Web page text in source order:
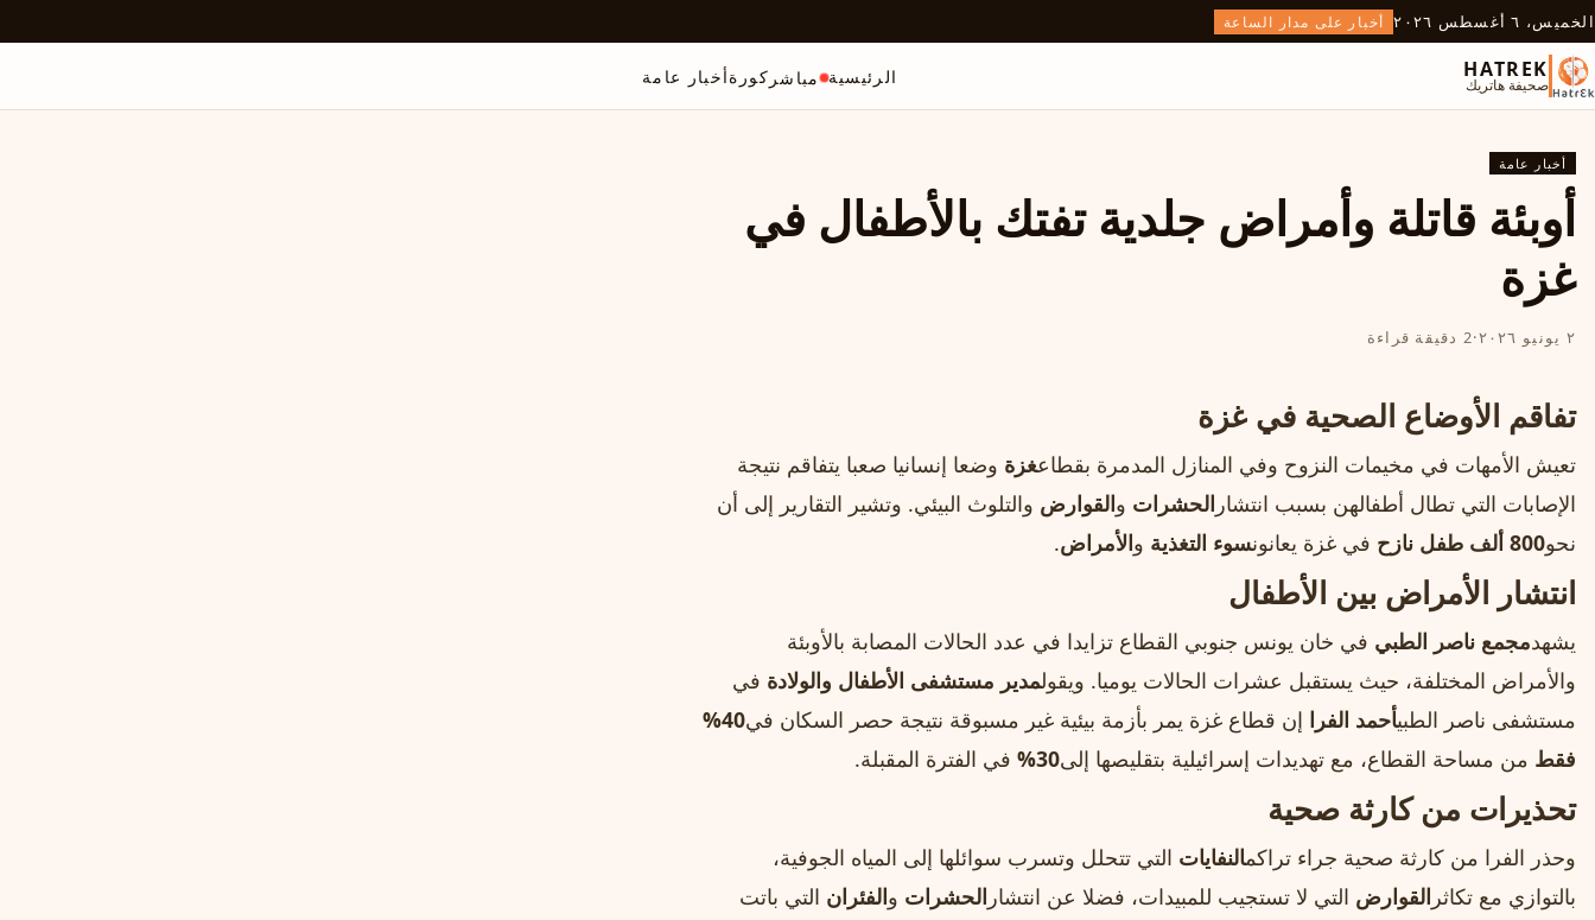
الخميس، ٦ أغسطس ٢٠٢٦ أخبار على مدار الساعة
HATREK
صحيفة هاتريك الرئيسية مباشر كورةأخبار عامة
أخبار عامة
أوبئة قاتلة وأمراض جلدية تفتك بالأطفال في
غزة
٢ يونيو ٢٠٢٦ ·2 دقيقة قراءة
تفاقم الأوضاع الصحية في غزة
تعيش الأمهات في مخيمات النزوح وفي المنازل المدمرة بقطاعغزة وضعا إنسانيا صعبا يتفاقم نتيجة
الإصابات التي تطال أطفالهن بسبب انتشار الحشرات والقوارض والتلوث البيئي. وتشير التقارير إلى أن
نحو800 ألف طفل نازح في غزة يعانونسوء التغذية والأمراض.
انتشار الأمراض بين الأطفال
يشهدمجمع ناصر الطبي في خان يونس جنوبي القطاع تزايدا في عدد الحالات المصابة بالأوبئة
والأمراض المختلفة، حيث يستقبل عشرات الحالات يوميا. ويقولمدير مستشفى الأطفال والولادة في
مستشفى ناصر الطبيأحمد الفرا إن قطاع غزة يمر بأزمة بيئية غير مسبوقة نتيجة حصر السكان في
40%
فقط من مساحة القطاع، مع تهديدات إسرائيلية بتقليصها إلى30% في الفترة المقبلة.
تحذيرات من كارثة صحية
وحذر الفرا من كارثة صحية جراء تراكمالنفايات التي تتحلل وتسرب سوائلها إلى المياه الجوفية،
بالتوازي مع تكاثر القوارض التي لا تستجيب للمبيدات، فضلا عن انتشار الحشرات والفئران التي باتت